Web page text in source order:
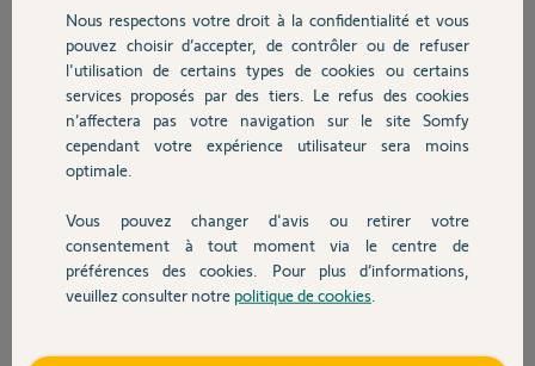
Chauffage
Autres produits
Devis avec un pro
Contact
câbles, sans succès..
Merci de votre aide, car étant une personne handicapées, le fait de
pouvoir piloter mes volets, ma climatisation m'aide énormément
dans ma vie quotidienne.
Dans l'attente de votre réponse et votre aide,
Je vous souhaite une bonne journée
Joel J.
il y a plus d'un an
Participer au fil de discussion
Nous respectons votre droit à la confidentialité et vous
pouvez choisir d’accepter, de contrôler ou de refuser
l'utilisation de certains types de cookies ou certains
services proposés par des tiers. Le refus des cookies
n’affectera pas votre navigation sur le site Somfy
cependant votre expérience utilisateur sera moins
optimale.
Vous pouvez changer d'avis ou retirer votre
consentement à tout moment via le centre de
préférences des cookies. Pour plus d’informations,
veuillez consulter notre politique de cookies